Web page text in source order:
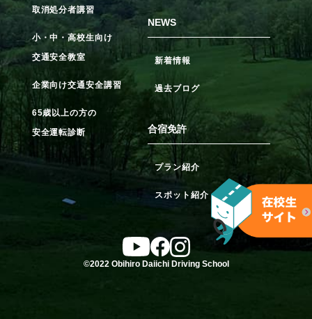
取消処分者講習
小・中・高校生向け
交通安全教室
企業向け交通安全講習
65歳以上の方の
安全運転診断
NEWS
新着情報
過去ブログ
合宿免許
プラン紹介
スポット紹介
©2022 Obihiro Daiichi Driving School